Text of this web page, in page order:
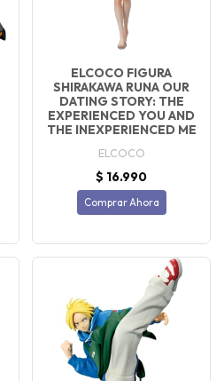
ELCOCO FIGURA
SHIRAKAWA RUNA OUR
DATING STORY: THE
EXPERIENCED YOU AND
THE INEXPERIENCED ME
ELCOCO
$ 16.990
Comprar Ahora